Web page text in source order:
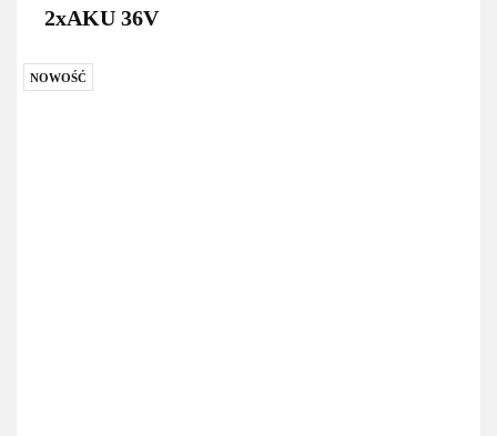
2xAKU 36V
NOWOŚĆ